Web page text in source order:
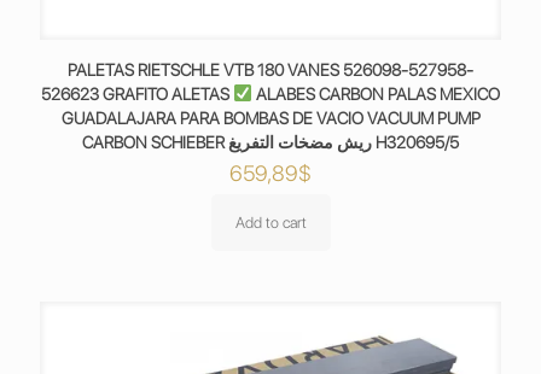
PALETAS RIETSCHLE VTB 180 VANES 526098-527958-
526623 GRAFITO ALETAS
ALABES CARBON PALAS MEXICO
GUADALAJARA PARA BOMBAS DE VACIO VACUUM PUMP
CARBON SCHIEBER ريش مضخات التفريغ H320695/5
659,89$
Add to cart